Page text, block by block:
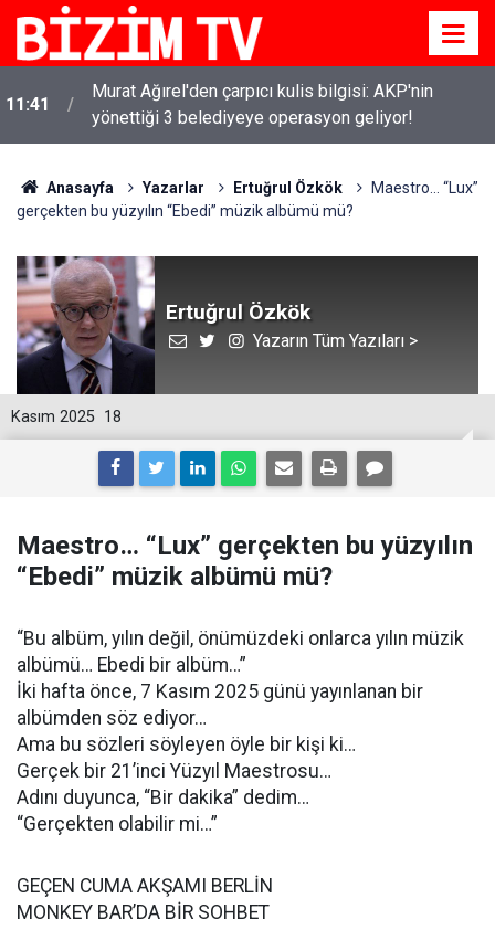
11:41
Murat Ağırel'den çarpıcı kulis bilgisi: AKP'nin
yönettiği 3 belediyeye operasyon geliyor!
Anasayfa Yazarlar Ertuğrul Özkök
Maestro… “Lux”
gerçekten bu yüzyılın “Ebedi” müzik albümü mü?
Ertuğrul Özkök
Yazarın Tüm Yazıları >
18
Kasım 2025
Maestro… “Lux” gerçekten bu yüzyılın
“Ebedi” müzik albümü mü?
“Bu albüm, yılın değil, önümüzdeki onlarca yılın müzik
albümü… Ebedi bir albüm…”
İki hafta önce, 7 Kasım 2025 günü yayınlanan bir
albümden söz ediyor…
Ama bu sözleri söyleyen öyle bir kişi ki…
Gerçek bir 21’inci Yüzyıl Maestrosu…
Adını duyunca, “Bir dakika” dedim…
“Gerçekten olabilir mi…”
GEÇEN CUMA AKŞAMI BERLİN
MONKEY BAR’DA BİR SOHBET